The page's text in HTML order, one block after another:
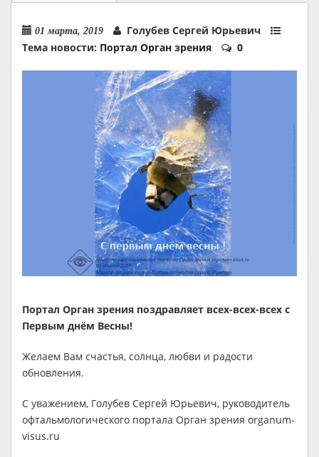
01 марта, 2019
Голубев Сергей Юрьевич
Тема новости: Портал Орган зрения 0
Портал Орган зрения поздравляет всех-всех-всех с
Первым днём Весны!
Желаем Вам счастья, солнца, любви и радости
обновления.
С уважением, Голубев Сергей Юрьевич, руководитель
офтальмологического портала Орган зрения organum-
visus.ru